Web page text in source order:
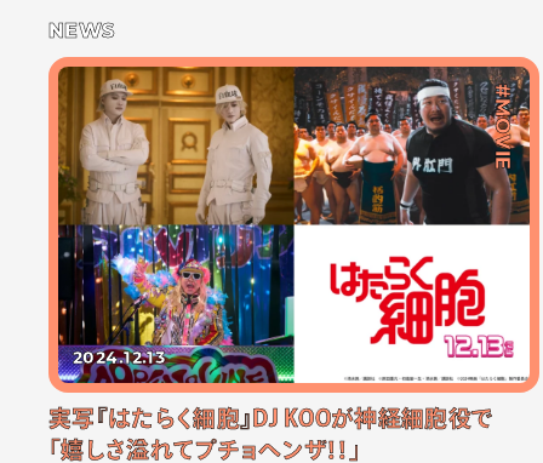
NEWS
#MOVIE
2024.12.13
実写『はたらく細胞』DJ KOOが神経細胞役で
「嬉しさ溢れてプチョヘンザ！！」